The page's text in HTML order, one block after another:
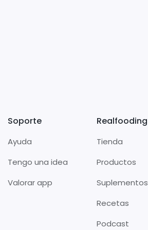
Soporte
Ayuda
Tengo una idea
Valorar app
Realfooding
Tienda
Productos
Suplementos
Recetas
Podcast